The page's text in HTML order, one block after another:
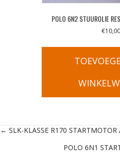
POLO 6N2 STUUROLIE
€10,00
Posts
← SLK-KLASSE R170 STARTMOTOR
POLO 6N1